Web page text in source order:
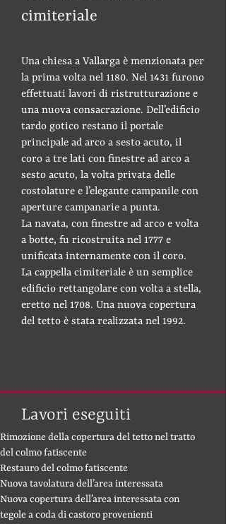
cimiteriale
Una chiesa a Vallarga è menzionata per
la prima volta nel 1180. Nel 1431 furono
effettuati lavori di ristrutturazione e
una nuova consacrazione. Dell’edificio
tardo gotico restano il portale
principale ad arco a sesto acuto, il
coro a tre lati con finestre ad arco a
sesto acuto, la volta privata delle
costolature e l’elegante campanile con
aperture campanarie a punta.
La navata, con finestre ad arco e volta
a botte, fu ricostruita nel 1777 e
unificata internamente con il coro.
La cappella cimiteriale è un semplice
edificio rettangolare con volta a stella,
eretto nel 1708. Una nuova copertura
del tetto è stata realizzata nel 1992.
Lavori eseguiti
Rimozione della copertura del tetto nel tratto
del colmo fatiscente
Restauro del colmo fatiscente
Nuova tavolatura dell’area interessata
Nuova copertura dell’area interessata con
tegole a coda di castoro provenienti